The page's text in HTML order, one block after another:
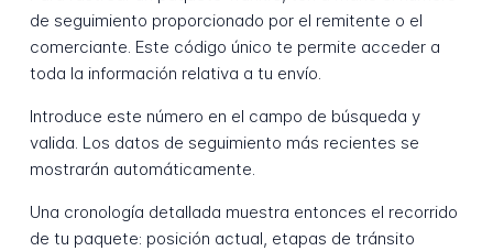
de seguimiento proporcionado por el remitente o el
comerciante. Este código único te permite acceder a
toda la información relativa a tu envío.
Introduce este número en el campo de búsqueda y
valida. Los datos de seguimiento más recientes se
mostrarán automáticamente.
Una cronología detallada muestra entonces el recorrido
de tu paquete: posición actual, etapas de tránsito